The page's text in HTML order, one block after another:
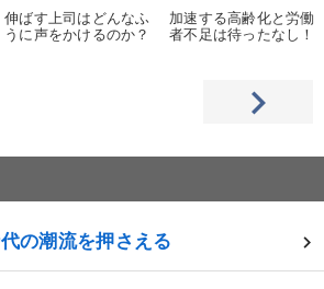
伸ばす上司はどんなふ
うに声をかけるのか？
加速する高齢化と労働
者不足は待ったなし！
の潮流を押さえる